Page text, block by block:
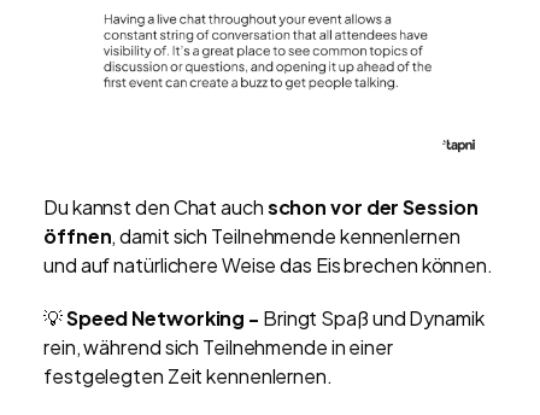
Du kannst den Chat auchschon vor der Session
öffnen, damit sich Teilnehmende kennenlernen
und auf natürlichere Weise das Eis brechen können.
💡Speed Networking - Bringt Spaß und Dynamik
rein, während sich Teilnehmende in einer
festgelegten Zeit kennenlernen.